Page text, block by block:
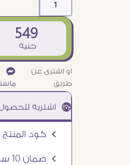
549
جنيه
او اشترى عن
طريق
¥
Ö كود المنتج : SA34003
Ö ضمان 10 سنوات على منتجاتنا